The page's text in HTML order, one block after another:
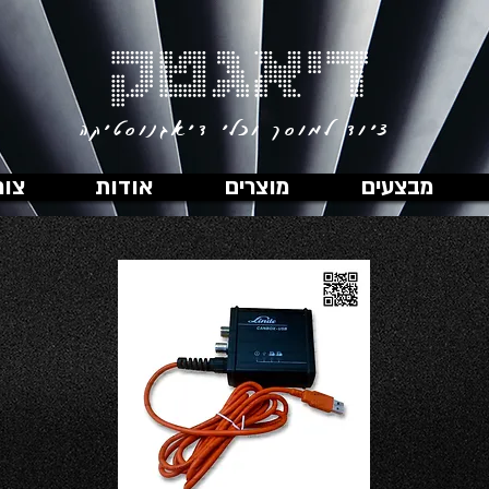
ציוד למוסך וכלי דיאגנוסטיקה
דיאגטק
מבצעים מוצרים אודות